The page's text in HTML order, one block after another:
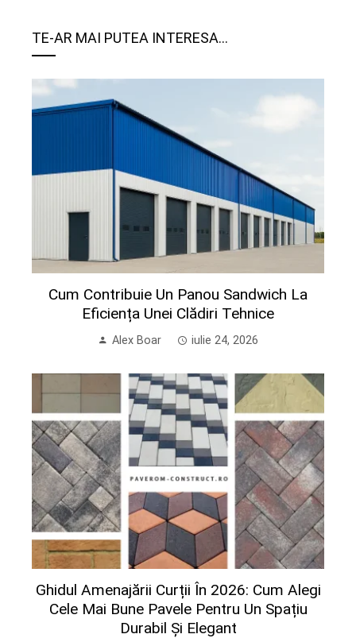
TE-AR MAI PUTEA INTERESA...
Cum Contribuie Un Panou Sandwich La
Eficiența Unei Clădiri Tehnice
Alex Boar iulie 24, 2026
Ghidul Amenajării Curții În 2026: Cum Alegi
Cele Mai Bune Pavele Pentru Un Spațiu
Durabil Și Elegant